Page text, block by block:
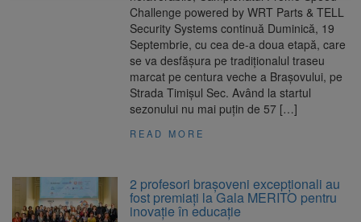
Challenge powered by WRT Parts & TELL
Security Systems continuă Duminică, 19
Septembrie, cu cea de-a doua etapă, care
se va desfășura pe tradiționalul traseu
marcat pe centura veche a Brașovului, pe
Strada Timișul Sec. Având la startul
sezonului nu mai puțin de 57 […]
READ MORE
2 profesori braşoveni excepționali au
fost premiați la Gala MERITO pentru
inovaţie în educație